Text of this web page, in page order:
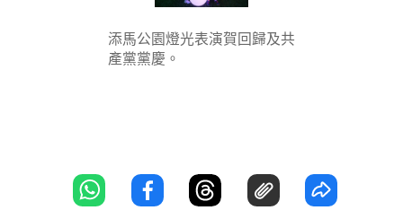
添馬公園燈光表演賀回歸及共
產黨黨慶。